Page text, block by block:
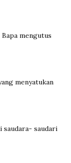
mengutus
menyatukan
saudara- saudari